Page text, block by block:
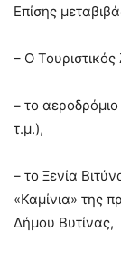
Επίσης
– Ο
– το
τ.μ.),
– το Ξενία
«Καμίνια» της
Δήμου Βυτίνας,